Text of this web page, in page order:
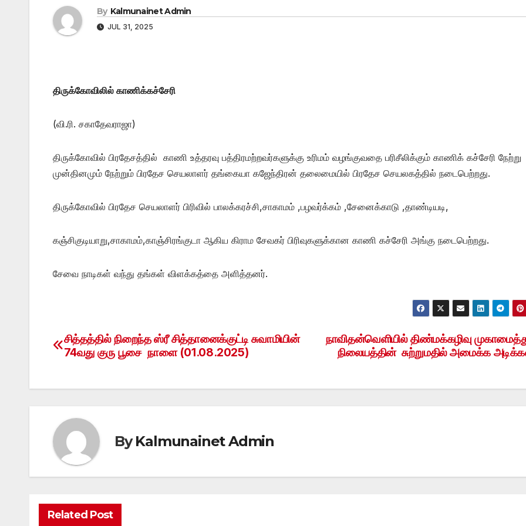
By Kalmunainet Admin
JUL 31, 2025
திருக்கோவிலில் காணிக்கச்சேரி
(வி.ரி. சகாதேவராஜா)
திருக்கோவில் பிரதேசத்தில் காணி உத்தரவு பத்திரமற்றவர்களுக்கு உரிமம் வழங்குவதை பரிசீலிக்கும் காணிக் கச்சேரி நேற்று
முன்தினமும் நேற்றும் பிரதேச செயலாளர் தங்கையா கஜேந்திரன் தலைமையில் பிரதேச செயலகத்தில் நடைபெற்றது.
திருக்கோவில் பிரதேச செயலாளர் பிரிவில் பாலக்கரச்சி,சாகாமம் ,பழவர்க்கம் ,சேனைக்காடு ,தாண்டியடி,
கஞ்சிகுடியாறு,சாகாமம்,காஞ்சிரங்குடா ஆகிய கிராம சேவகர் பிரிவுகளுக்கான காணி கச்சேரி அங்கு நடைபெற்றது.
சேவை நாடிகள் வந்து தங்கள் விளக்கத்தை அளித்தனர்.
Post
navigation
நாவிதன்வெளியில் திண்மக்கழிவு
நிலையத்தின் சுற்றுமதில் அமைக்க
சித்தத்தில் நிறைந்த ஸ்ரீ சித்தானைக்குட்டி சுவாமியின்
74வது குரு பூசை நாளை (01.08.2025)
ByKalmunainet Admin
Related Post